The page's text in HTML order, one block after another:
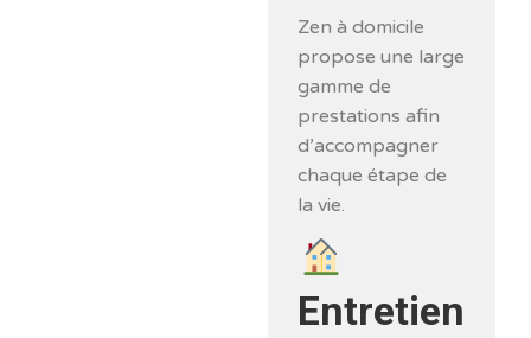
Zen à domicile
propose une large
gamme de
prestations afin
d’accompagner
chaque étape de
la vie.
Entretien